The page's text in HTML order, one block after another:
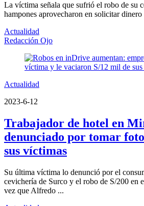
La víctima señala que sufrió el robo de su
hampones aprovecharon en solicitar dinero
Actualidad
Redacción Ojo
Actualidad
2023-6-12
Trabajador de hotel en
denunciado por tomar
sus víctimas
Su última víctima lo denunció por el
cevichería de Surco y el robo de S/200 en
vez que Alfredo ...